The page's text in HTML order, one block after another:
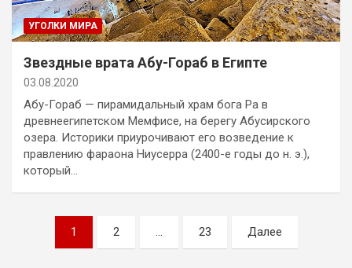
УГОЛКИ МИРА
Звездные врата Абу-Гораб в Египте
03.08.2020
Абу-Гораб — пирамидальный храм бога Ра в
древнеегипетском Мемфисе, на берегу Абусирского
озера. Историки приурочивают его возведение к
правлению фараона Ниусерра (2400-е годы до н. э.),
который…
Пагинация
записей
1 2 … 23 Далее